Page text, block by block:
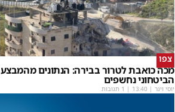
צפו
מכה כואבת לטרור בבירה: הנתונים מהמבצע
הביטחוני נחשפים
יוסי וינר |
13:40 | 1 תגובות